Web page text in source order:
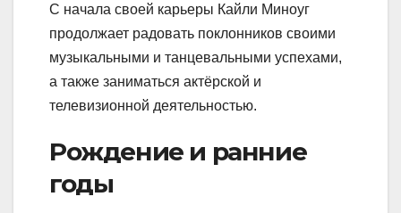
С начала своей карьеры Кайли Миноуг
продолжает радовать поклонников своими
музыкальными и танцевальными успехами,
а также заниматься актёрской и
телевизионной деятельностью.
Рождение и ранние
годы